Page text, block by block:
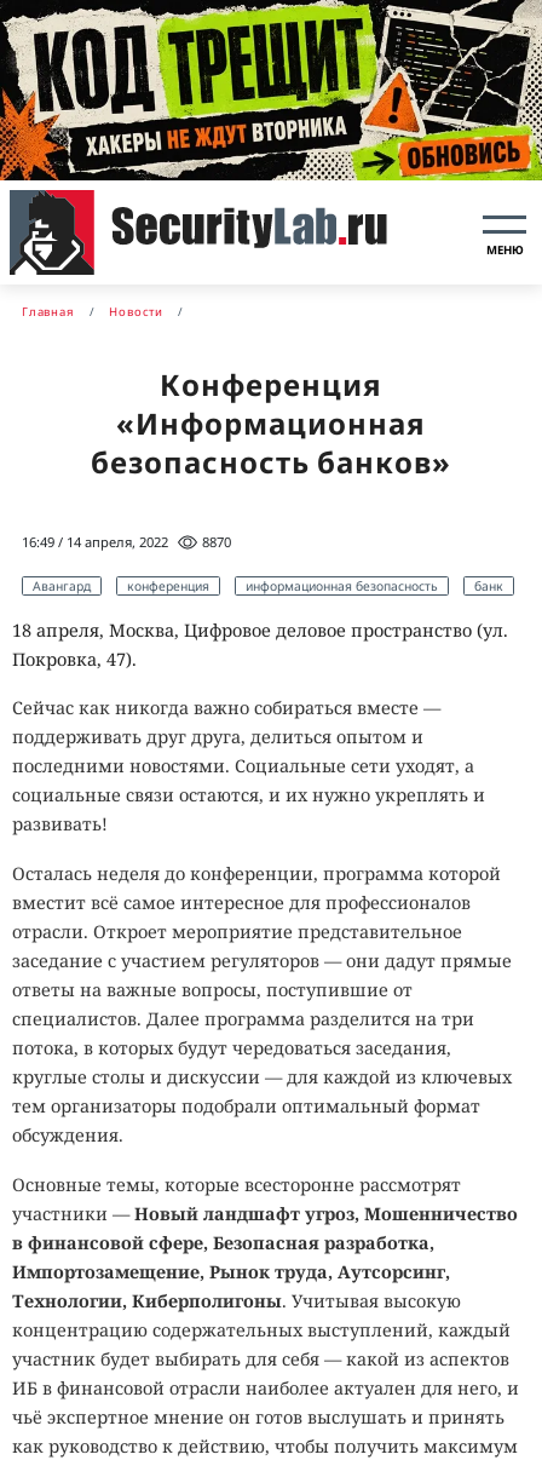
МЕНЮ
Главная Новости
Конференция
«Информационная
безопасность банков»
16:49 / 14 апреля, 2022 8870
Авангард конференция информационная безопасность банк
18 апреля, Москва, Цифровое деловое пространство (ул.
Покровка, 47).
Сейчас как никогда важно собираться вместе —
поддерживать друг друга, делиться опытом и
последними новостями. Социальные сети уходят, а
социальные связи остаются, и их нужно укреплять и
развивать!
Осталась неделя до конференции, программа которой
вместит всё самое интересное для профессионалов
отрасли. Откроет мероприятие представительное
заседание с участием регуляторов — они дадут прямые
ответы на важные вопросы, поступившие от
специалистов. Далее программа разделится на три
потока, в которых будут чередоваться заседания,
круглые столы и дискуссии — для каждой из ключевых
тем организаторы подобрали оптимальный формат
обсуждения.
Основные темы, которые всесторонне рассмотрят
участники —Новый ландшафт угроз, Мошенничество
в финансовой сфере, Безопасная разработка,
Импортозамещение, Рынок труда, Аутсорсинг,
Технологии, Киберполигоны. Учитывая высокую
концентрацию содержательных выступлений, каждый
участник будет выбирать для себя — какой из аспектов
ИБ в финансовой отрасли наиболее актуален для него, и
чьё экспертное мнение он готов выслушать и принять
как руководство к действию, чтобы получить максимум